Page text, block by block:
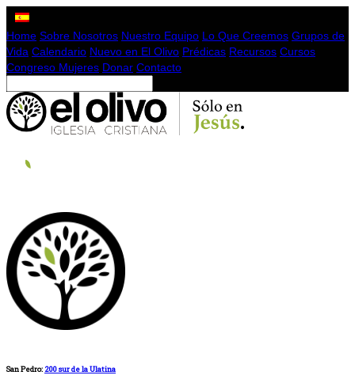
Home Sobre Nosotros Nuestro Equipo Lo Que Creemos Grupos de
Vida Calendario Nuevo en El Olivo Prédicas Recursos Cursos
Congreso Mujeres Donar Contacto
San Pedro: 200 sur de la Ulatina